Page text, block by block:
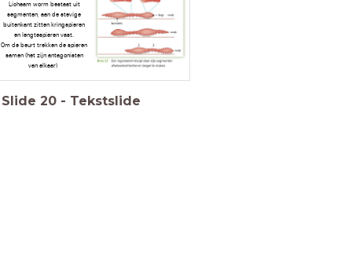
Lichaam worm bestaat uit
segmenten, aan de stevige
buitenkant zitten kringspieren
en lengtespieren vast.
Om de beurt trekken de spieren
samen (het zijn antagonisten
van elkaar)
Slide 20 - Tekstslide